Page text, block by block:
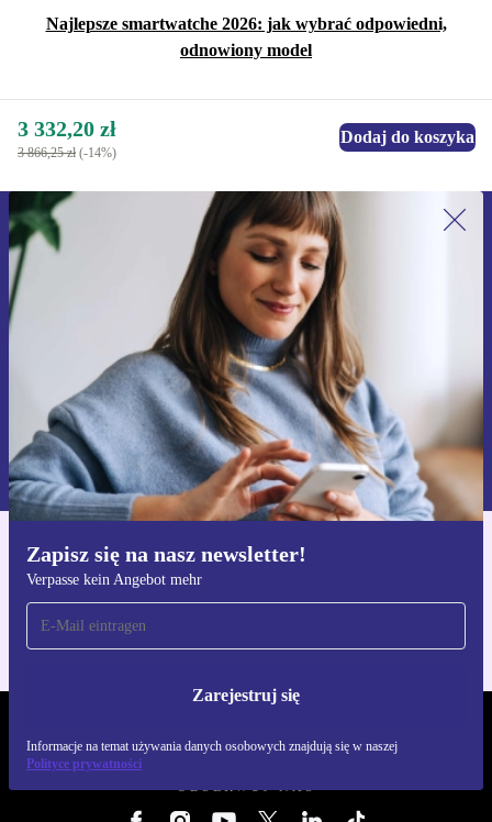
Najlepsze smartwatche 2026: jak wybrać odpowiedni,
odnowiony model
3 332,20 zł
3 866,25 zł (-14%)
Dodaj do koszyka
Zapisz się na nasz newsletter!
Verpasse kein Angebot mehr
Zarejestruj się
Informacje na temat używania danych osobowych znajdują się w naszej
Polityce prywatności
Zapisz się na nasz newsletter!
Nie przegap żadnej oferty.
Zarejestruj się
Informacje na temat używania danych osobowych znajdują się w
naszej
Polityce prywatności
Pobierz aplikację refurbed
Dla iOS i Android
OBSERWUJ NAS